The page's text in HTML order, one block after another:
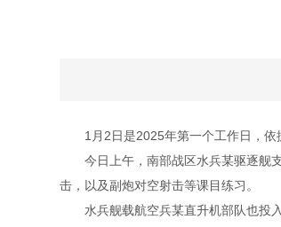
1月2日是2025年第一个工作日，依
今日上午，南部战区水兵某驱逐舰支
击，以及副炮对空射击等课目练习。
水兵舰载航空兵某直升机部队也投入